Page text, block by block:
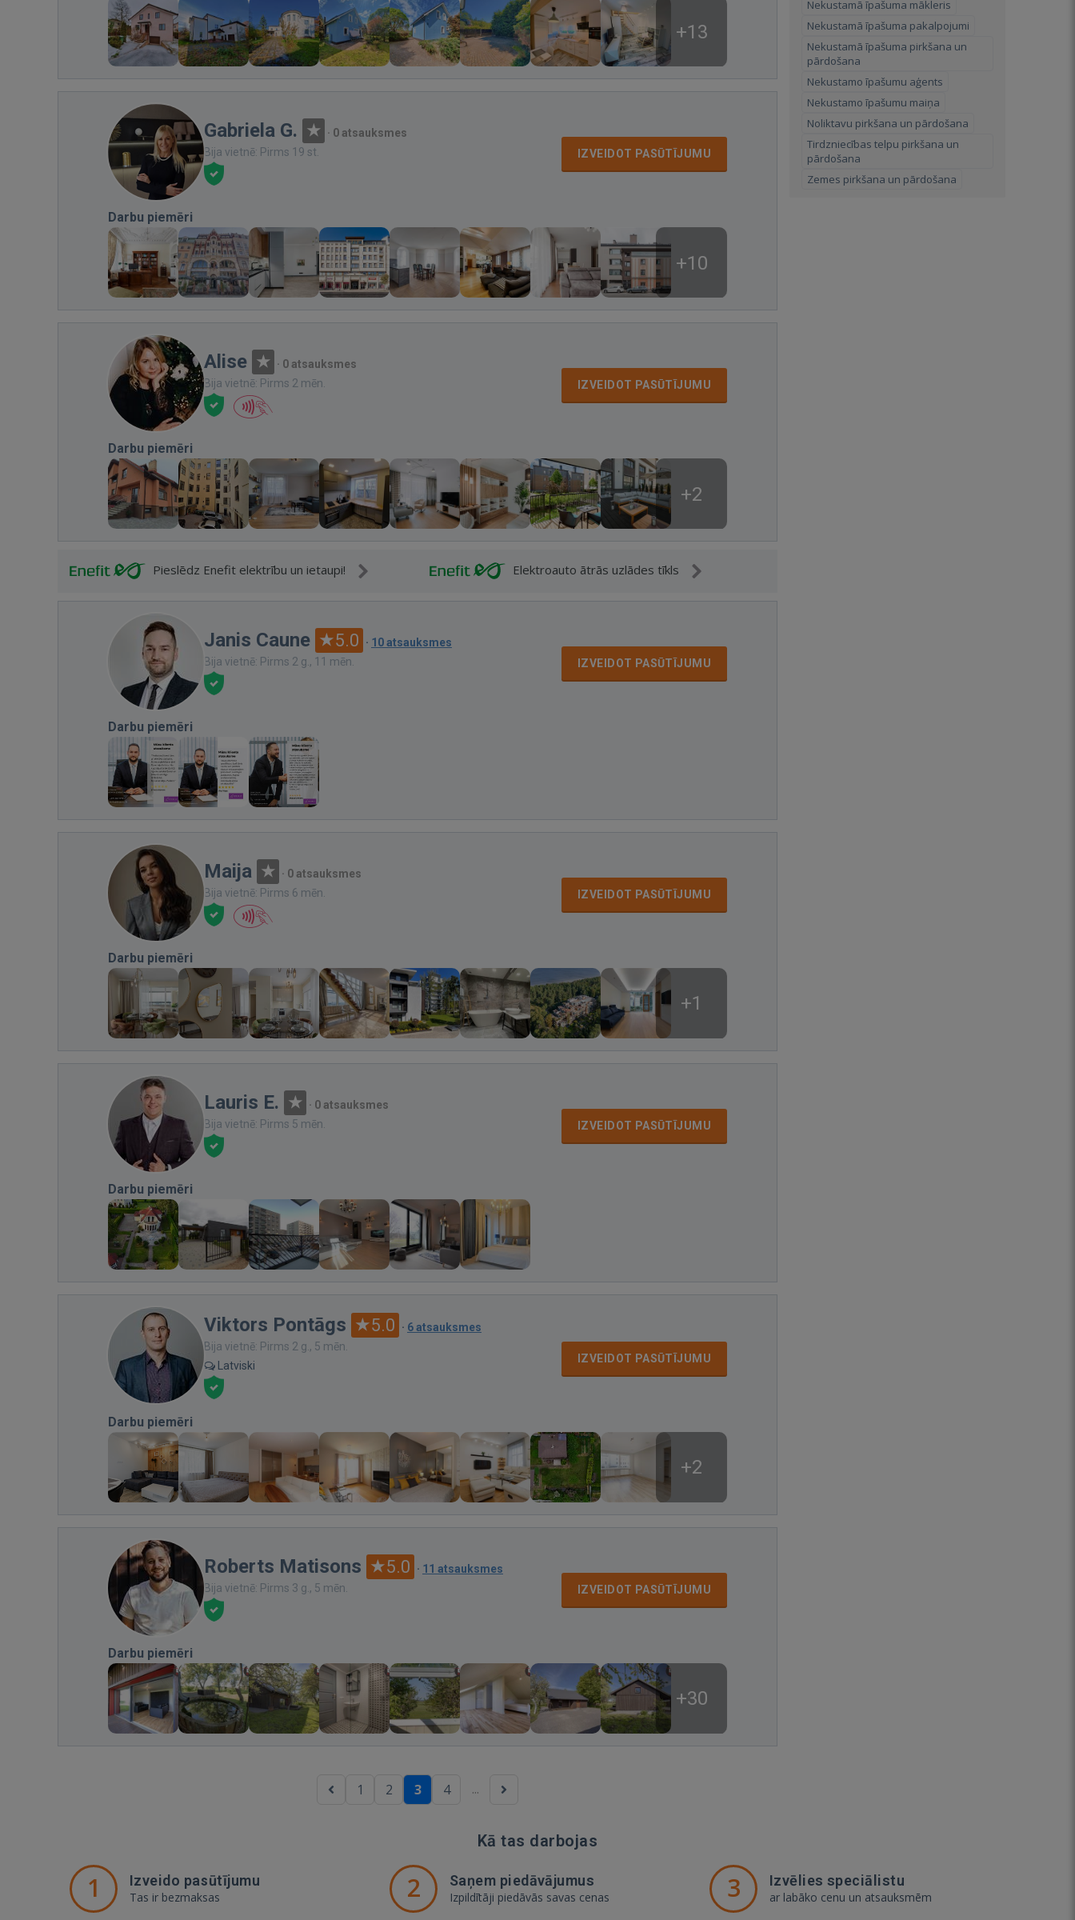
+13
Gabriela G. · 0 atsauksmes
Bija vietnē: Pirms 19 st.
IZVEIDOT PASŪTĪJUMU
Darbu piemēri
+10
Alise · 0 atsauksmes
Bija vietnē: Pirms 2 mēn.
IZVEIDOT PASŪTĪJUMU
Darbu piemēri
+2
Pieslēdz Enefit elektrību un ietaupi! Elektroauto ātrās uzlādes tīkls
Janis Caune 5.0 · 10 atsauksmes
Bija vietnē: Pirms 2 g., 11 mēn.
IZVEIDOT PASŪTĪJUMU
Darbu piemēri
Maija · 0 atsauksmes
Bija vietnē: Pirms 6 mēn.
IZVEIDOT PASŪTĪJUMU
Darbu piemēri
+1
Lauris E. · 0 atsauksmes
Bija vietnē: Pirms 5 mēn.
IZVEIDOT PASŪTĪJUMU
Darbu piemēri
Viktors Pontāgs 5.0 · 6 atsauksmes
Bija vietnē: Pirms 2 g., 5 mēn.
Latviski
IZVEIDOT PASŪTĪJUMU
Darbu piemēri
+2
Roberts Matisons 5.0 · 11 atsauksmes
Bija vietnē: Pirms 3 g., 5 mēn.
IZVEIDOT PASŪTĪJUMU
Darbu piemēri
+30
1 2 3 4 ...
Nekustamā īpašuma mākleris
Nekustamā īpašuma pakalpojumi
Nekustamā īpašuma pirkšana un
pārdošana
Nekustamo īpašumu aģents
Nekustamo īpašumu maiņa
Noliktavu pirkšana un pārdošana
Tirdzniecības telpu pirkšana un
pārdošana
Zemes pirkšana un pārdošana
Kā tas darbojas
1 Izveido pasūtījumu
Tas ir bezmaksas 2 Saņem piedāvājumus
Izpildītāji piedāvās savas cenas 3 Izvēlies speciālistu
ar labāko cenu un atsauksmēm